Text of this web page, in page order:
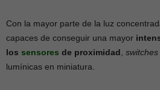
Con la mayor parte de la luz
capaces de conseguir una mayor
los sensores de proximidad switches
lumínicas en miniatura.